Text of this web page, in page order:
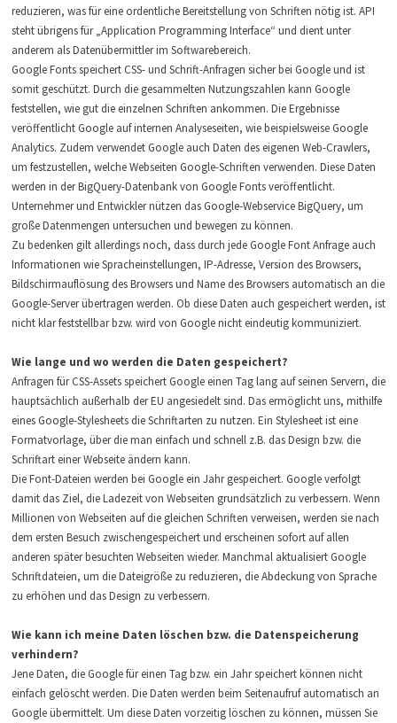
reduzieren, was für eine ordentliche Bereitstellung von Schriften nötig ist. API
steht übrigens für „Application Programming Interface“ und dient unter
anderem als Datenübermittler im Softwarebereich.
Google Fonts speichert CSS- und Schrift-Anfragen sicher bei Google und ist
somit geschützt. Durch die gesammelten Nutzungszahlen kann Google
feststellen, wie gut die einzelnen Schriften ankommen. Die Ergebnisse
veröffentlicht Google auf internen Analyseseiten, wie beispielsweise Google
Analytics. Zudem verwendet Google auch Daten des eigenen Web-Crawlers,
um festzustellen, welche Webseiten Google-Schriften verwenden. Diese Daten
werden in der BigQuery-Datenbank von Google Fonts veröffentlicht.
Unternehmer und Entwickler nützen das Google-Webservice BigQuery, um
große Datenmengen untersuchen und bewegen zu können.
Zu bedenken gilt allerdings noch, dass durch jede Google Font Anfrage auch
Informationen wie Spracheinstellungen, IP-Adresse, Version des Browsers,
Bildschirmauflösung des Browsers und Name des Browsers automatisch an die
Google-Server übertragen werden. Ob diese Daten auch gespeichert werden, ist
nicht klar feststellbar bzw. wird von Google nicht eindeutig kommuniziert.
Wie lange und wo werden die Daten gespeichert?
Anfragen für CSS-Assets speichert Google einen Tag lang auf seinen Servern, die
hauptsächlich außerhalb der EU angesiedelt sind. Das ermöglicht uns, mithilfe
eines Google-Stylesheets die Schriftarten zu nutzen. Ein Stylesheet ist eine
Formatvorlage, über die man einfach und schnell z.B. das Design bzw. die
Schriftart einer Webseite ändern kann.
Die Font-Dateien werden bei Google ein Jahr gespeichert. Google verfolgt
damit das Ziel, die Ladezeit von Webseiten grundsätzlich zu verbessern. Wenn
Millionen von Webseiten auf die gleichen Schriften verweisen, werden sie nach
dem ersten Besuch zwischengespeichert und erscheinen sofort auf allen
anderen später besuchten Webseiten wieder. Manchmal aktualisiert Google
Schriftdateien, um die Dateigröße zu reduzieren, die Abdeckung von Sprache
zu erhöhen und das Design zu verbessern.
Wie kann ich meine Daten löschen bzw. die Datenspeicherung
verhindern?
Jene Daten, die Google für einen Tag bzw. ein Jahr speichert können nicht
einfach gelöscht werden. Die Daten werden beim Seitenaufruf automatisch an
Google übermittelt. Um diese Daten vorzeitig löschen zu können, müssen Sie